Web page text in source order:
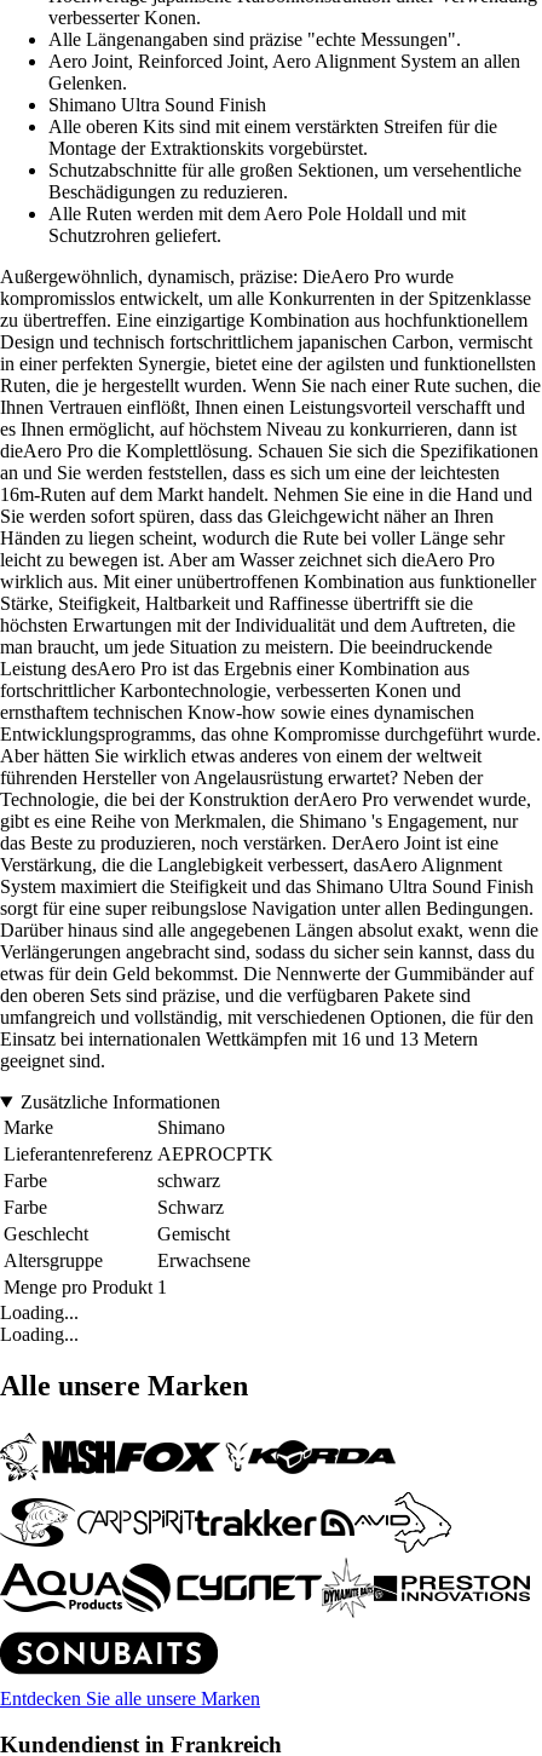
verbesserter Konen.
Alle Längenangaben sind präzise "echte Messungen".
Aero Joint, Reinforced Joint, Aero Alignment System an allen
Gelenken.
Shimano Ultra Sound Finish
Alle oberen Kits sind mit einem verstärkten Streifen für die
Montage der Extraktionskits vorgebürstet.
Schutzabschnitte für alle großen Sektionen, um versehentliche
Beschädigungen zu reduzieren.
Alle Ruten werden mit dem Aero Pole Holdall und mit
Schutzrohren geliefert.
Außergewöhnlich, dynamisch, präzise: DieAero Pro wurde
kompromisslos entwickelt, um alle Konkurrenten in der Spitzenklasse
zu übertreffen. Eine einzigartige Kombination aus hochfunktionellem
Design und technisch fortschrittlichem japanischen Carbon, vermischt
in einer perfekten Synergie, bietet eine der agilsten und funktionellsten
Ruten, die je hergestellt wurden. Wenn Sie nach einer Rute suchen, die
Ihnen Vertrauen einflößt, Ihnen einen Leistungsvorteil verschafft und
es Ihnen ermöglicht, auf höchstem Niveau zu konkurrieren, dann ist
dieAero Pro die Komplettlösung. Schauen Sie sich die Spezifikationen
an und Sie werden feststellen, dass es sich um eine der leichtesten
16m-Ruten auf dem Markt handelt. Nehmen Sie eine in die Hand und
Sie werden sofort spüren, dass das Gleichgewicht näher an Ihren
Händen zu liegen scheint, wodurch die Rute bei voller Länge sehr
leicht zu bewegen ist. Aber am Wasser zeichnet sich dieAero Pro
wirklich aus. Mit einer unübertroffenen Kombination aus funktioneller
Stärke, Steifigkeit, Haltbarkeit und Raffinesse übertrifft sie die
höchsten Erwartungen mit der Individualität und dem Auftreten, die
man braucht, um jede Situation zu meistern. Die beeindruckende
Leistung desAero Pro ist das Ergebnis einer Kombination aus
fortschrittlicher Karbontechnologie, verbesserten Konen und
ernsthaftem technischen Know-how sowie eines dynamischen
Entwicklungsprogramms, das ohne Kompromisse durchgeführt wurde.
Aber hätten Sie wirklich etwas anderes von einem der weltweit
führenden Hersteller von Angelausrüstung erwartet? Neben der
Technologie, die bei der Konstruktion derAero Pro verwendet wurde,
gibt es eine Reihe von Merkmalen, die Shimano 's Engagement, nur
das Beste zu produzieren, noch verstärken. DerAero Joint ist eine
Verstärkung, die die Langlebigkeit verbessert, dasAero Alignment
System maximiert die Steifigkeit und das Shimano Ultra Sound Finish
sorgt für eine super reibungslose Navigation unter allen Bedingungen.
Darüber hinaus sind alle angegebenen Längen absolut exakt, wenn die
Verlängerungen angebracht sind, sodass du sicher sein kannst, dass du
etwas für dein Geld bekommst. Die Nennwerte der Gummibänder auf
den oberen Sets sind präzise, und die verfügbaren Pakete sind
umfangreich und vollständig, mit verschiedenen Optionen, die für den
Einsatz bei internationalen Wettkämpfen mit 16 und 13 Metern
geeignet sind.
Zusätzliche Informationen
Marke
Shimano
Lieferantenreferenz AEPROCPTK
Farbe
schwarz
Farbe
Schwarz
Geschlecht
Gemischt
Altersgruppe
Erwachsene
Menge pro Produkt 1
Loading...
Loading...
Alle unsere Marken
Entdecken Sie alle unsere Marken
Kundendienst in Frankreich